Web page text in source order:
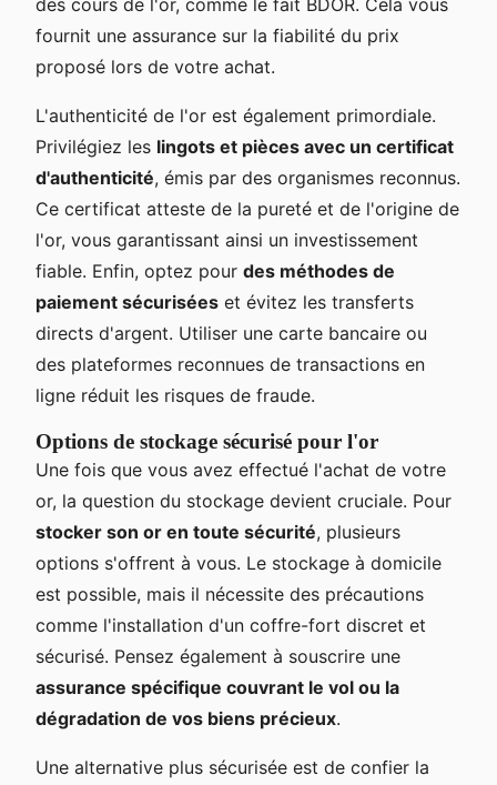
fournit une assurance sur la fiabilité du prix
proposé lors de votre achat.
L'authenticité de l'or est également primordiale.
Privilégiez les lingots et pièces avec un certificat
d'authenticité, émis par des organismes reconnus.
Ce certificat atteste de la pureté et de l'origine de
l'or, vous garantissant ainsi un investissement
fiable. Enfin, optez pour des méthodes de
paiement sécurisées et évitez les transferts
directs d'argent. Utiliser une carte bancaire ou
des plateformes reconnues de transactions en
ligne réduit les risques de fraude.
Options de stockage sécurisé pour l'or
Une fois que vous avez effectué l'achat de votre
or, la question du stockage devient cruciale. Pour
stocker son or en toute sécurité, plusieurs
options s'offrent à vous. Le stockage à domicile
est possible, mais il nécessite des précautions
comme l'installation d'un coffre-fort discret et
sécurisé. Pensez également à souscrire une
assurance spécifique couvrant le vol ou la
dégradation de vos biens précieux.
Une alternative plus sécurisée est de confier la